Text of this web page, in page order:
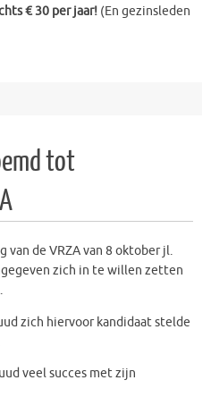
€ 30 per jaar! (En gezinsleden
tot
van de VRZA van 8 oktober jl.
zich in te willen zetten
zich hiervoor kandidaat stelde
veel succes met zijn